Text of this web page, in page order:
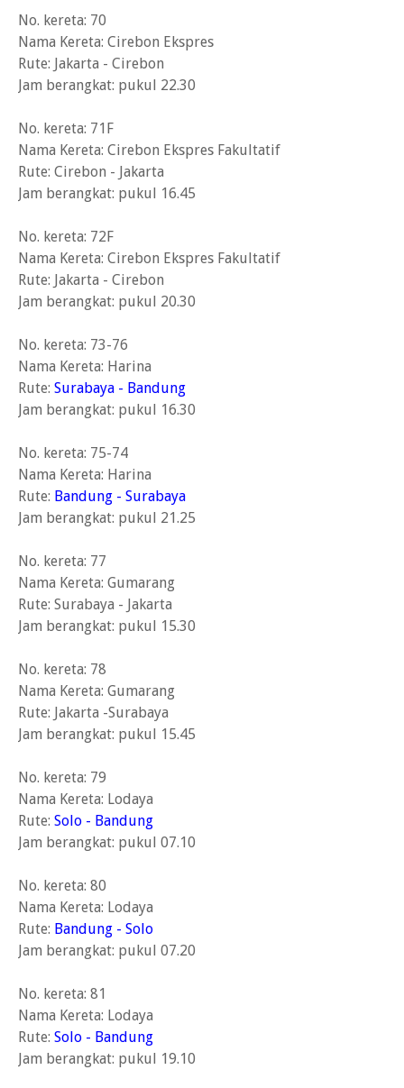
No. kereta: 70
Nama Kereta: Cirebon Ekspres
Rute: Jakarta - Cirebon
Jam berangkat: pukul 22.30
No. kereta: 71F
Nama Kereta: Cirebon Ekspres Fakultatif
Rute: Cirebon - Jakarta
Jam berangkat: pukul 16.45
No. kereta: 72F
Nama Kereta: Cirebon Ekspres Fakultatif
Rute: Jakarta - Cirebon
Jam berangkat: pukul 20.30
No. kereta: 73-76
Nama Kereta: Harina
Rute: Surabaya - Bandung
Jam berangkat: pukul 16.30
No. kereta: 75-74
Nama Kereta: Harina
Rute: Bandung - Surabaya
Jam berangkat: pukul 21.25
No. kereta: 77
Nama Kereta: Gumarang
Rute: Surabaya - Jakarta
Jam berangkat: pukul 15.30
No. kereta: 78
Nama Kereta: Gumarang
Rute: Jakarta -Surabaya
Jam berangkat: pukul 15.45
No. kereta: 79
Nama Kereta: Lodaya
Rute: Solo - Bandung
Jam berangkat: pukul 07.10
No. kereta: 80
Nama Kereta: Lodaya
Rute: Bandung - Solo
Jam berangkat: pukul 07.20
No. kereta: 81
Nama Kereta: Lodaya
Rute: Solo - Bandung
Jam berangkat: pukul 19.10